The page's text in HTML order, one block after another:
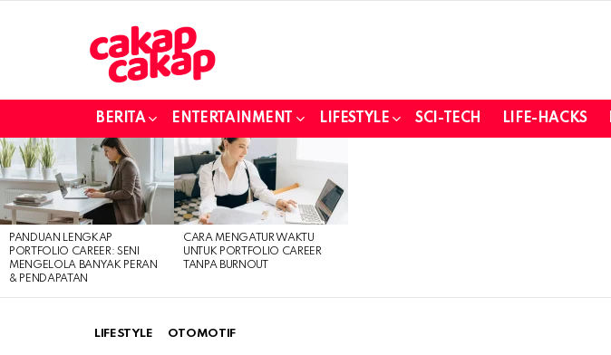
BERITA ENTERTAINMENT LIFESTYLE SCI-TECH LIFE-HACKS
LATEST
STORIES
PANDUAN LENGKAP
PORTFOLIO CAREER: SENI
MENGELOLA BANYAK PERAN
& PENDAPATAN
CARA MENGATUR WAKTU
UNTUK PORTFOLIO CAREER
TANPA BURNOUT
LIFESTYLE OTOMOTIF